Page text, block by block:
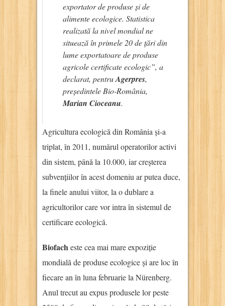
exportator de produse și de
alimente ecologice. Statistica
realizată la nivel mondial ne
situează în primele 20 de țări din
lume exportatoare de produse
agricole certificate ecologic”, a
declarat, pentruAgerpres,
președintele Bio-România,
Marian Cioceanu.
Agricultura ecologică din România și-a
triplat, în 2011, numărul operatorilor activi
din sistem, până la 10.000, iar creșterea
subvențiilor în acest domeniu ar putea duce,
la finele anului viitor, la o dublare a
agricultorilor care vor intra în sistemul de
certificare ecologică.
Biofacheste cea mai mare expoziție
mondială de produse ecologice și are loc în
fiecare an în luna februarie la Nürenberg.
Anul trecut au expus produsele lor peste